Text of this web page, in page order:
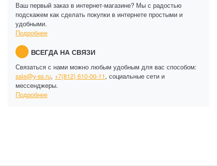
Ваш первый заказ в интернет-магазине? Мы с радостью
подскажем как сделать покупки в интернете простыми и
удобными.
Подробнее
ВСЕГДА НА СВЯЗИ
Связаться с нами можно любым удобным для вас способом:
sale@y-ss.ru, +7(812) 610-00-11, социальные сети и
мессенджеры.
Подробнее